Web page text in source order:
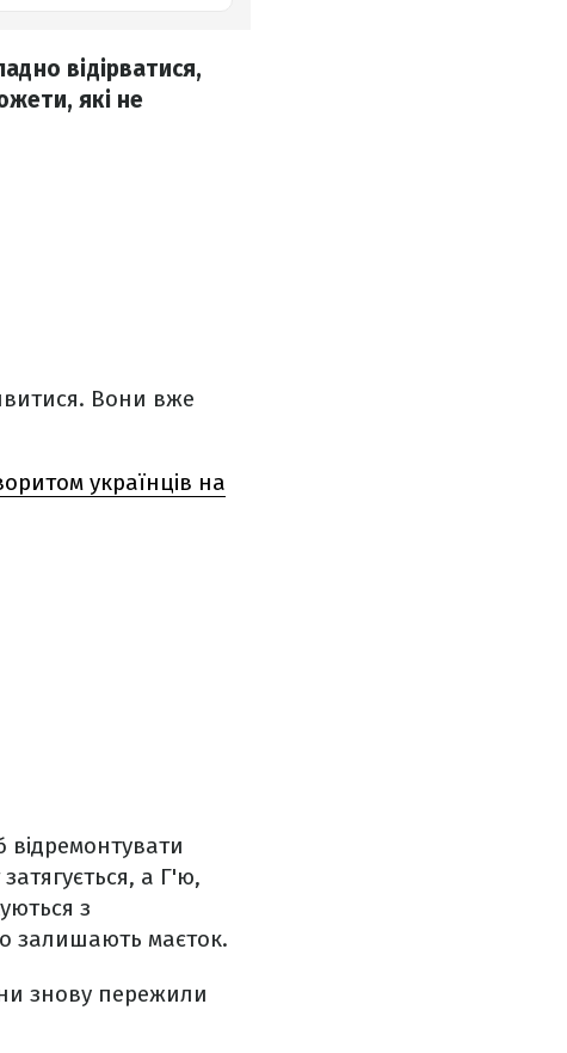
відірватися,
які не
Вони вже
українців на
а Г'ю,
з
залишають маєток.
знову пережили